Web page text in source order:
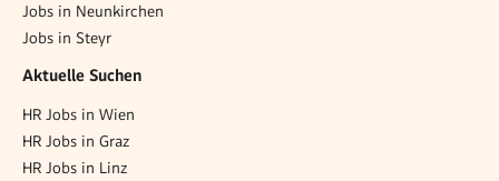
Jobs in Neunkirchen
Jobs in Steyr
Aktuelle Suchen
HR Jobs in Wien
HR Jobs in Graz
HR Jobs in Linz